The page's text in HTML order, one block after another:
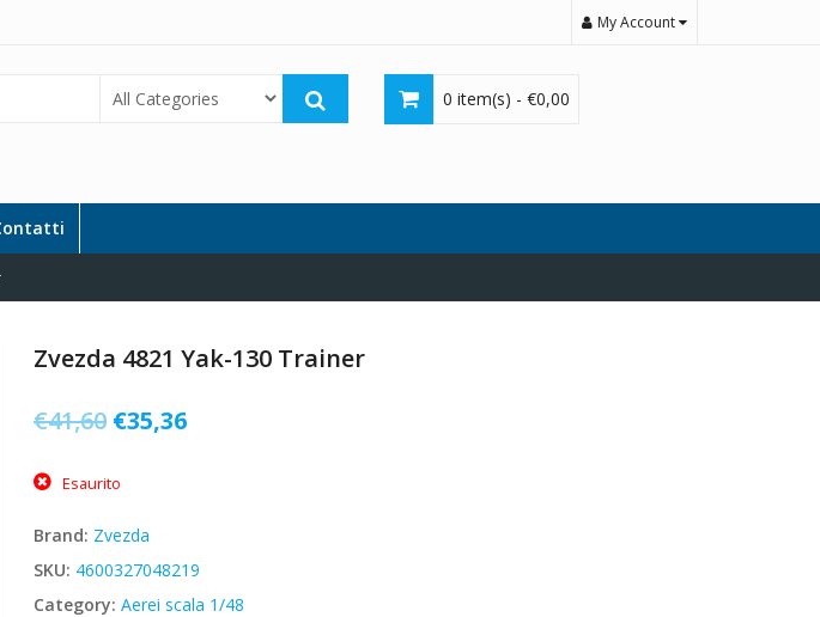
My Account
0 item(s) - €0,00
Zvezda 4821 Yak-130 Trainer
€41,60 Il
originale
era:
€41,60.
€35,36Il
€35,36.
Esaurito
Brand: Zvezda
SKU: 4600327048219
Category: Aerei scala 1/48